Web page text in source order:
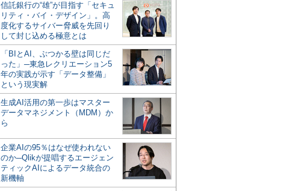
信託銀行の“雄”が目指す「セキュ
リティ・バイ・デザイン」。高
度化するサイバー脅威を先回り
して封じ込める極意とは
「BIとAI、ぶつかる壁は同じだ
った」─東急レクリエーション5
年の実践が示す「データ整備」
という現実解
生成AI活用の第一歩はマスター
データマネジメント（MDM）か
ら
企業AIの95％はなぜ使われない
のか─Qlikが提唱するエージェン
ティックAIによるデータ統合の
新機軸